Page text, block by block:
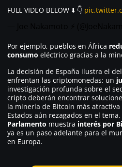
FULL VIDEO BELOW ⬇️ 👇
Por ejemplo, pueblos en África
consumo eléctrico gracias a la
La decisión de España ilustra el
enfrentan las criptomonedas: un
investigación profunda sobre el
cripto deberán encontrar
la minería de Bitcoin más
Estados aún rezagados en el
Parlamento muestra interés por
ya es un paso adelante para el
en Europa.